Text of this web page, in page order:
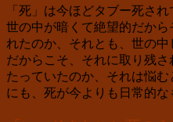
「死」は今ほどタブー死さ
世の中が暗くて絶望的だか
れたのか、それとも、世の
だからこそ、それに取り残
たっていたのか、それは悩
にも、死が今よりも日常的な